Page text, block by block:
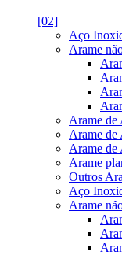
[02]
Aço
Arame
Arame
Arame de
Arame de
Arame
Outros
Aço
Arame